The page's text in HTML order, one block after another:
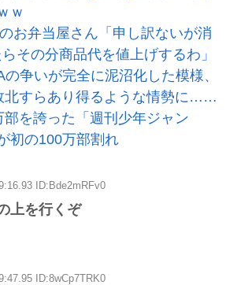
ｗ
のお弁当屋さん「申し訳ないが消
その分商品代を値上げするわ」
の争いが完全に泥沼化した模様、
北すらあり得るような情勢に……
部を誇った「週刊少年ジャン
初の100万部割れ
ID:Bde2mRFv0
上を行くぞ
ID:8wCp7TRK0